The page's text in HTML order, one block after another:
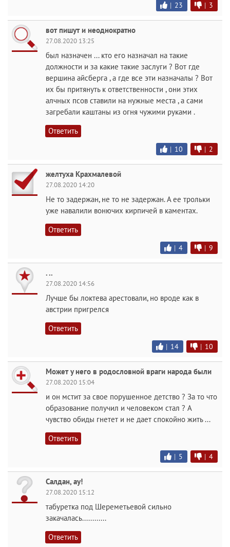
| 23 | 3
вот пишут и неоднократно
27.08.2020 13:25
был назначен ... кто его назначал на такие
должности и за какие такие заслуги ? Вот где
вершина айсберга , а где все эти назначалы ? Вот
их бы притянуть к ответственности , они этих
алчных псов ставили на нужные места , а сами
загребали каштаны из огня чужими руками .
Ответить
| 10 | 2
желтуха Крахмалевой
27.08.2020 14:20
Не то задержан, не то не задержан. А ее трольки
уже навалили вонючих кирпичей в каментах.
Ответить
| 4 | 9
. ..
27.08.2020 14:56
Лучше бы локтева арестовали, но вроде как в
австрии пригрелся
Ответить
| 14 | 10
Может у него в родословной враги народа были
27.08.2020 15:04
и он мстит за свое порушенное детство ? За то что
образование получил и человеком стал ? А
чувство обиды гнетет и не дает спокойно жить ...
Ответить
| 5 | 4
Салдан, ау!
27.08.2020 15:12
табуретка под Шереметьевой сильно
закачалась............
Ответить